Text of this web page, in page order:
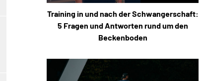
Training in und nach der Schwangerschaft:
5 Fragen und Antworten rund um den
Beckenboden